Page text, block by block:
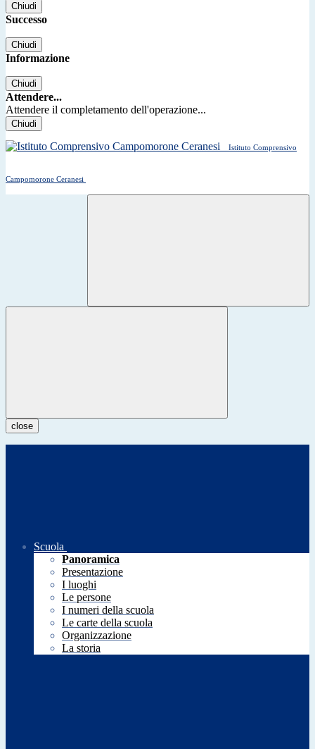
Chiudi
Successo
Chiudi
Informazione
Chiudi
Attendere...
Attendere il completamento dell'operazione...
Chiudi
Istituto Comprensivo
Campomorone Ceranesi
close
Scuola
Panoramica
Presentazione
I luoghi
Le persone
I numeri della scuola
Le carte della scuola
Organizzazione
La storia